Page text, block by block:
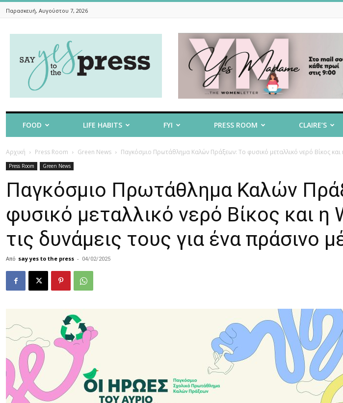
Παρασκευή, Αυγούστου 7, 2026
To
The
FOOD LIFE HABITS FYI PRESS ROOM CLAIRE’S
Αρχική Press Room Green News Παγκόσμιο Πρωτάθλημα Καλών Πράξεων: Το φυσικό μεταλλικό νερό Βίκος και
Press Room Green News
Παγκόσμιο Πρωτάθλημα Καλών
φυσικό μεταλλικό νερό Βίκος και η
τις δυνάμεις τους για ένα πράσινο
Από say yes to the press - 04/02/2025